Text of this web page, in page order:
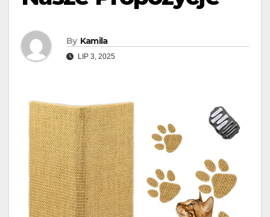
By Kamila
LIP 3, 2025